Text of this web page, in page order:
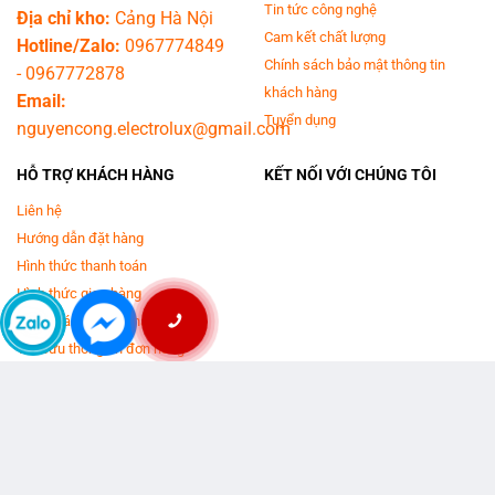
Địa chỉ kho: Cảng Hà Nội
Hotline/Zalo: 0967774849
-0967772878
Email:
nguyencong.electrolux@gmail.com
Tin tức công nghệ
Cam kết chất lượng
Chính sách bảo mật thông tin
khách hàng
Tuyển dụng
HỖ TRỢ KHÁCH HÀNG
Liên hệ
Hướng dẫn đặt hàng
Hình thức thanh toán
Hình thức giao hàng
Chính sách đổi trả hàng
Tra cứu thông tin đơn hàng
KẾT NỐI VỚI CHÚNG TÔI